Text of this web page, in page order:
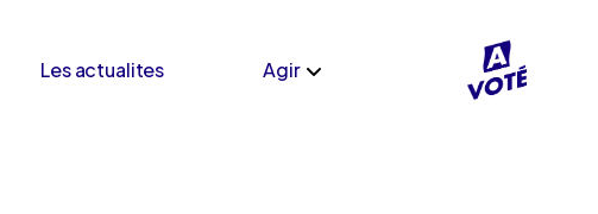
Les actualites Agir